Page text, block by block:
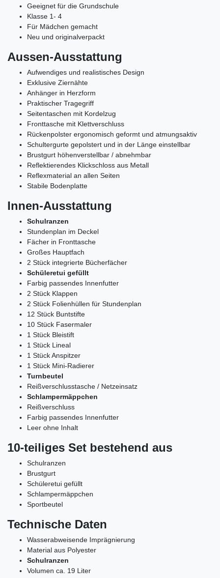
Geeignet für die Grundschule
Klasse 1- 4
Für Mädchen gemacht
Neu und originalverpackt
Aussen-Ausstattung
Aufwendiges und realistisches Design
Exklusive Ziernähte
Anhänger in Herzform
Praktischer Tragegriff
Seitentaschen mit Kordelzug
Fronttasche mit Klettverschluss
Rückenpolster ergonomisch geformt und atmungsaktiv
Schultergurte gepolstert und in der Länge einstellbar
Brustgurt höhenverstellbar / abnehmbar
Reflektierendes Klickschloss aus Metall
Reflexmaterial an allen Seiten
Stabile Bodenplatte
Innen-Ausstattung
Schulranzen
Stundenplan im Deckel
Fächer in Fronttasche
Großes Hauptfach
2 Stück integrierte Bücherfächer
Schüleretui gefüllt
Farbig passendes Innenfutter
2 Stück Klappen
2 Stück Folienhüllen für Stundenplan
12 Stück Buntstifte
10 Stück Fasermaler
1 Stück Bleistift
1 Stück Lineal
1 Stück Anspitzer
1 Stück Mini-Radierer
Turnbeutel
Reißverschlusstasche / Netzeinsatz
Schlampermäppchen
Reißverschluss
Farbig passendes Innenfutter
Leer ohne Inhalt
10-teiliges Set bestehend aus
Schulranzen
Brustgurt
Schüleretui gefüllt
Schlampermäppchen
Sportbeutel
Technische Daten
Wasserabweisende Imprägnierung
Material aus Polyester
Schulranzen
Volumen ca. 19 Liter